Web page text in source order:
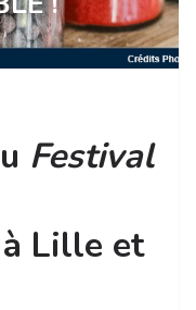
Festival
Lille et